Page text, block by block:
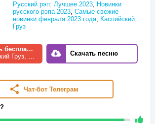
Русский рэп: Лучшее 2023, Новинки
русского рэпа 2023, Самые свежие
новинки февраля 2023 года, Каспийский
Груз
Слушать бесплатно
Каспийский Груз, Гио Пика - На белом (Remix)
Скачать песню
Чат-бот Телеграм